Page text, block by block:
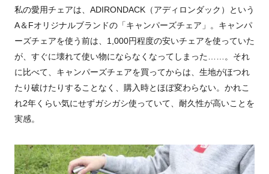
私の愛用チェアは、ADIRONDACK（アディロンダック）という
A＆Fオリジナルブランドの「キャンパーズチェア」。キャンパ
ーズチェアを使う前は、1,000円程度の安いチェアを使っていた
が、すぐに壊れて使い物にならなくなってしまった……。それ
に比べて、キャンパーズチェアを買ってからは、生地がほつれ
たり破けたりすることなく、購入時とほぼ変わらない。かれこ
れ2年くらい気にせずガシガシ使っていて、耐久性が高いことを
実感。